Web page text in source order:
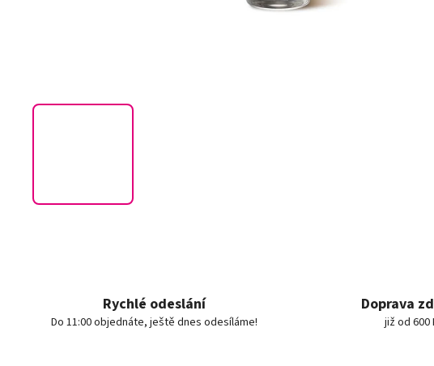
Rychlé odeslání
Do 11:00 objednáte, ještě dnes odesíláme!
Doprava
již od 600